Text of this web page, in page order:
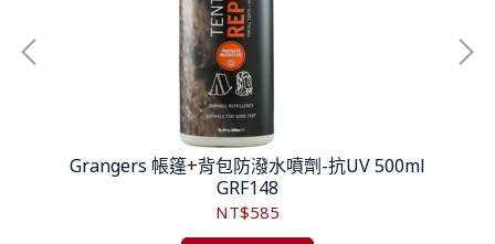
Grangers 帳篷+背包防潑水噴劑-抗UV 500ml
GRF148
NT$585